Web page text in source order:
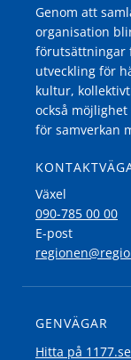
Genom att
organisation
förutsättningar
utveckling för
kultur,
också
för samverkan
Växel
090-785 00 00
E-post
GENVÄGAR
Hitta på 1177.se